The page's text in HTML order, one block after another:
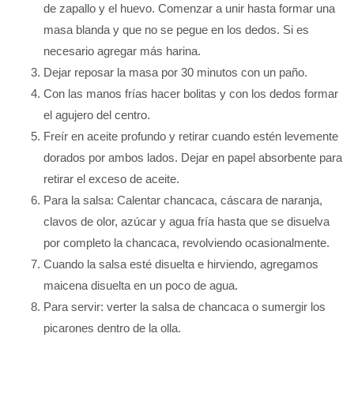
de zapallo y el huevo. Comenzar a unir hasta formar una
masa blanda y que no se pegue en los dedos. Si es
necesario agregar más harina.
Dejar reposar la masa por 30 minutos con un paño.
Con las manos frías hacer bolitas y con los dedos formar
el agujero del centro.
Freír en aceite profundo y retirar cuando estén levemente
dorados por ambos lados. Dejar en papel absorbente para
retirar el exceso de aceite.
Para la salsa: Calentar chancaca, cáscara de naranja,
clavos de olor, azúcar y agua fría hasta que se disuelva
por completo la chancaca, revolviendo ocasionalmente.
Cuando la salsa esté disuelta e hirviendo, agregamos
maicena disuelta en un poco de agua.
Para servir: verter la salsa de chancaca o sumergir los
picarones dentro de la olla.